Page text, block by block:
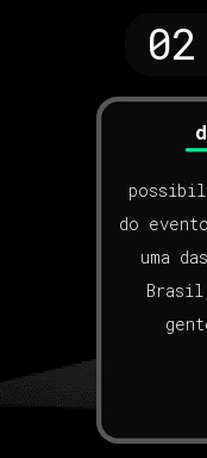
do
uma
02